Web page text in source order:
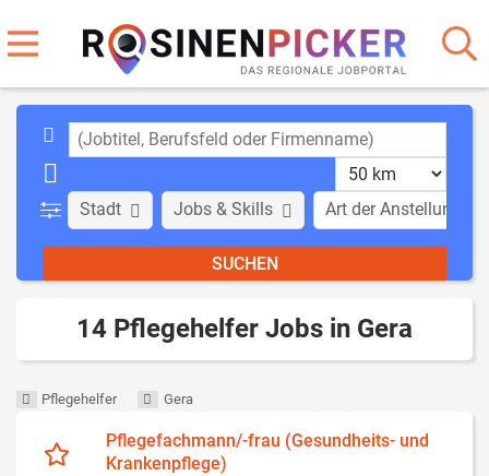
Stadt Art der Anstellung
Jobs & Skills
14 Pflegehelfer Jobs in Gera
Pflegehelfer Gera
Pflegefachmann/-frau (Gesundheits- und
Krankenpflege)